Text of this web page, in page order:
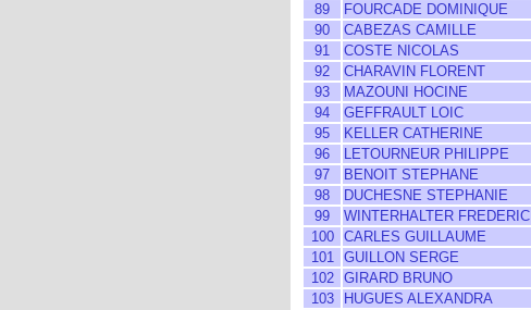
89
FOURCADE DOMINIQUE
90
CABEZAS CAMILLE
91
COSTE NICOLAS
92
CHARAVIN FLORENT
93
MAZOUNI HOCINE
94
GEFFRAULT LOIC
95
KELLER CATHERINE
96
LETOURNEUR PHILIPPE
97
BENOIT STEPHANE
98
DUCHESNE STEPHANIE
99
WINTERHALTER FREDERIC
100
CARLES GUILLAUME
101
GUILLON SERGE
102
GIRARD BRUNO
103
HUGUES ALEXANDRA